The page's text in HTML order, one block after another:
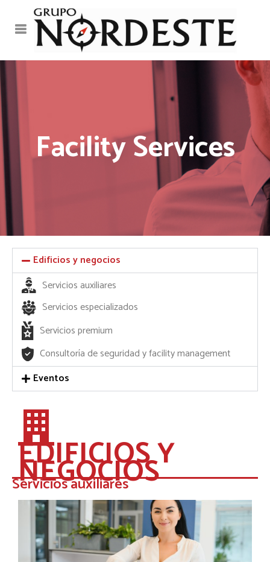
Facility Services
Edificios y negocios
Servicios auxiliares
Servicios especializados
Servicios premium
Consultoría de seguridad y facility management
Eventos
EDIFICIOS Y
NEGOCIOS
Servicios auxiliares